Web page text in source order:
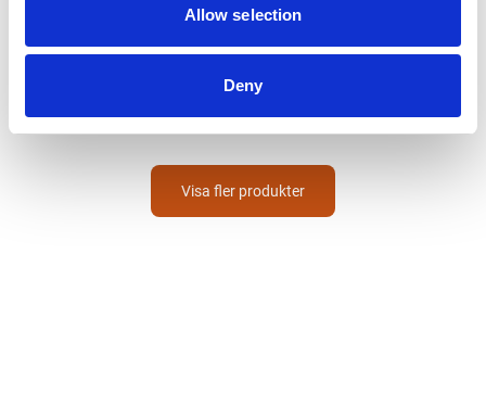
Allow selection
Deny
Borrspets Sexkantsskalle Med
Visa fler produkter